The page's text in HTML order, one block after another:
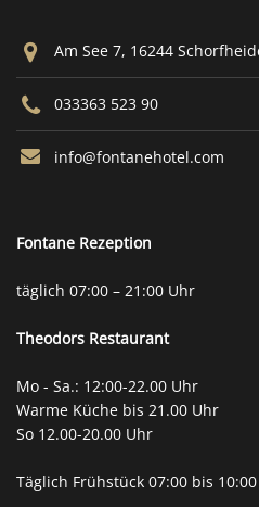
Am See 7, 16244
033363 523 90
info@fontanehotel.com
Fontane Rezeption
täglich 07:00 – 21:00 Uhr
Theodors Restaurant
Mo - Sa.: 12:00-22.00 Uhr
Warme Küche bis 21.00 Uhr
So 12.00-20.00 Uhr
Täglich Frühstück 07:00 bis